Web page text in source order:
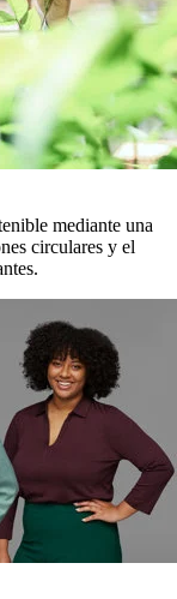
mediante una
circulares y el